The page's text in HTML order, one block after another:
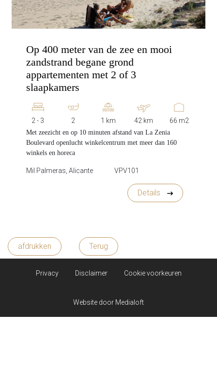
Op 400 meter van de zee en mooi
zandstrand begane grond
appartementen met 2 of 3
slaapkamers
2 - 3 2 1 km 42 km 66 m2
Met zeezicht en op 10 minuten afstand van La Zenia
Boulevard openlucht winkelcentrum met meer dan 160
winkels en horeca
Mil Palmeras, Alicante VPV101
Details
afdrukken Terug
Privacy Disclaimer Cookie voorkeuren
Website door Medialoft